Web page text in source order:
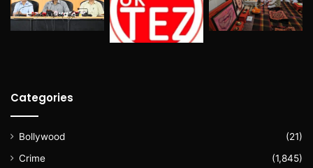
Categories
Bollywood
(21)
Crime
(1,845)